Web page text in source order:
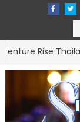
Thailand 2026